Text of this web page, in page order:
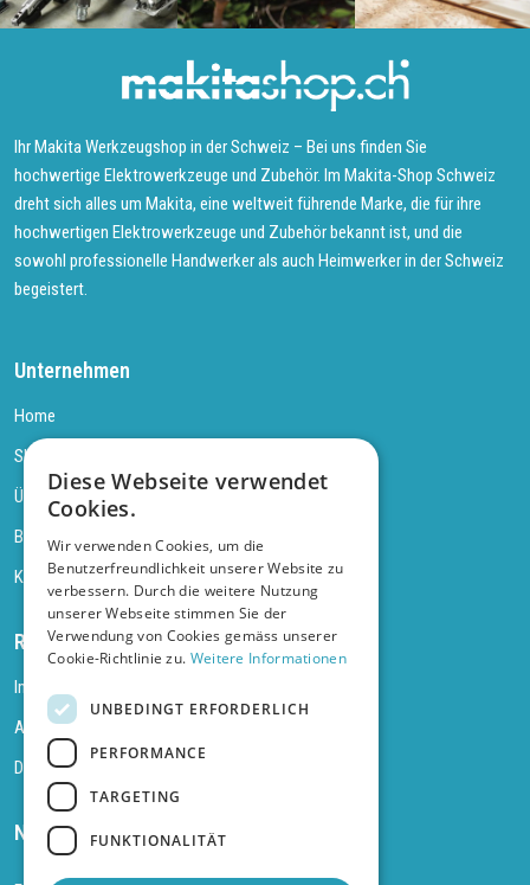
Ihr Makita Werkzeugshop in der Schweiz – Bei uns finden Sie
hochwertige Elektrowerkzeuge und Zubehör. Im Makita-Shop Schweiz
dreht sich alles um Makita, eine weltweit führende Marke, die für ihre
hochwertigen Elektrowerkzeuge und Zubehör bekannt ist, und die
sowohl professionelle Handwerker als auch Heimwerker in der Schweiz
begeistert.
Unternehmen
Home
Shop
Über uns
Blog
Kontakt
Rechtliches
Impressum
AGB
Datenschutz
Newsletter abonnieren
Diese Webseite verwendet
Cookies.
Wir verwenden Cookies, um die
Benutzerfreundlichkeit unserer Website zu
verbessern. Durch die weitere Nutzung
unserer Webseite stimmen Sie der
Verwendung von Cookies gemäss unserer
Cookie-Richtlinie zu. Weitere Informationen
UNBEDINGT ERFORDERLICH
PERFORMANCE
TARGETING
FUNKTIONALITÄT